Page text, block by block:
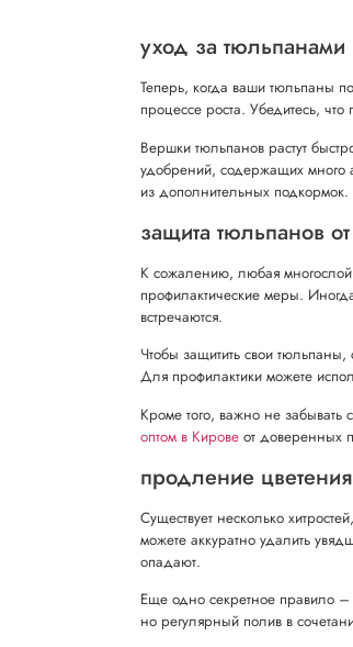
уход за
Теперь, когда ваши тюльпаны
процессе роста. Убедитесь,
Вершки тюльпанов растут
удобрений, содержащих много
из дополнительных подкормок.
защита тюльпанов
К сожалению, любая
профилактические меры.
встречаются.
Чтобы защитить свои
Для профилактики можете
Кроме того, важно не
оптом в Кировеот доверенных
продление
Существует несколько
можете аккуратно удалить
опадают.
Еще одно секретное правило –
но регулярный полив в